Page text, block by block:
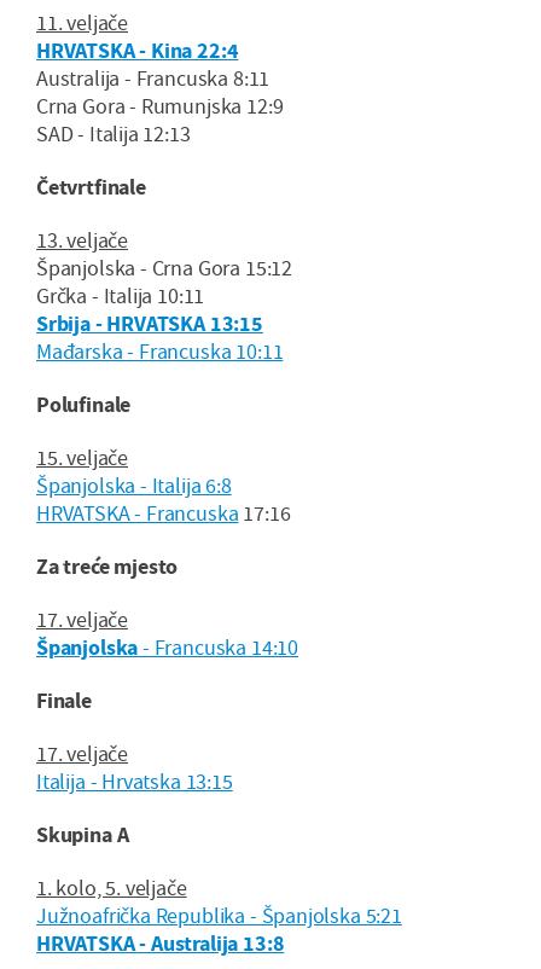
11. veljače
HRVATSKA - Kina 22:4
Australija - Francuska 8:11
Crna Gora - Rumunjska 12:9
SAD - Italija 12:13
Četvrtfinale
13. veljače
Španjolska - Crna Gora 15:12
Grčka - Italija 10:11
Srbija - HRVATSKA 13:15
Mađarska - Francuska 10:11
Polufinale
15. veljače
Španjolska - Italija 6:8
HRVATSKA - Francuska 17:16
Za treće mjesto
17. veljače
Španjolska- Francuska 14:10
Finale
17. veljače
Italija - Hrvatska 13:15
Skupina A
1. kolo, 5. veljače
Južnoafrička Republika - Španjolska 5:21
HRVATSKA - Australija 13:8